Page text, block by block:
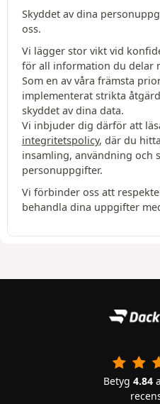
Skyddet av dina
oss.
Vi lägger stor vikt vid
för all information du delar
Som en av våra främsta
implementerat strikta
skyddet av dina data.
Vi inbjuder dig därför att
integritetspolicy, där du
insamling, användning och
personuppgifter.
Vi förbinder oss att
behandla dina uppgifter
Betyg 4.84